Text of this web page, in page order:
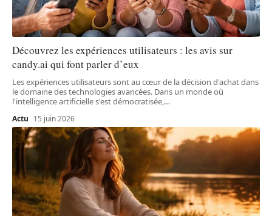
Découvrez les expériences utilisateurs : les avis sur
candy.ai qui font parler d’eux
Les expériences utilisateurs sont au cœur de la décision d'achat dans
le domaine des technologies avancées. Dans un monde où
l'intelligence artificielle s'est démocratisée,…
Actu 15 juin 2026